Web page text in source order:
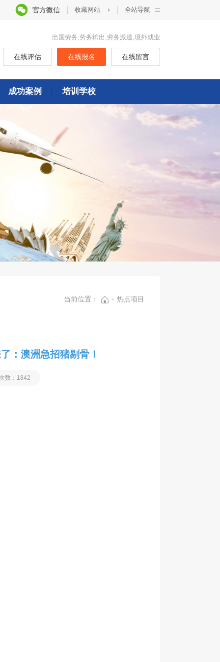
官方微信 收藏网站 全站导航
出国劳务,劳务输出,劳务派遣,境外就业
在线评估 在线报名 在线留言
成功案例 培训学校
当前位置： - 热点项目
：澳洲急招猪剔骨！
数：1842